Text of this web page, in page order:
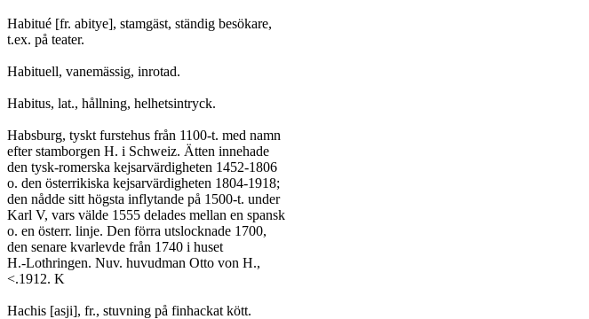
Habitué [fr. abitye], stamgäst, ständig besökare,
t.ex. på teater.
Habituell, vanemässig, inrotad.
Habitus, lat., hållning, helhetsintryck.
Habsburg, tyskt furstehus från 1100-t. med namn
efter stamborgen H. i Schweiz. Ätten innehade
den tysk-romerska kejsarvärdigheten 1452-1806
o. den österrikiska kejsarvärdigheten 1804-1918;
den nådde sitt högsta inflytande på 1500-t. under
Karl V, vars välde 1555 delades mellan en spansk
o. en österr. linje. Den förra utslocknade 1700,
den senare kvarlevde från 1740 i huset
H.-Lothringen. Nuv. huvudman Otto von H.,
<.1912. K
Hachis [asji], fr., stuvning på finhackat kött.